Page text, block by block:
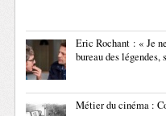
Eric Rochant : « Je
bureau des légendes,
Métier du cinéma :